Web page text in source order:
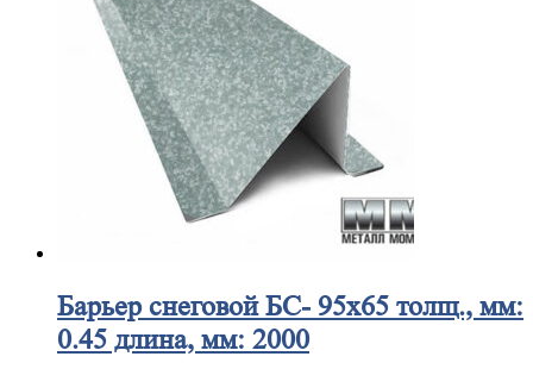
Барьерснеговой БС- 95х65 толщ., мм:
0.45 длина, мм: 2000